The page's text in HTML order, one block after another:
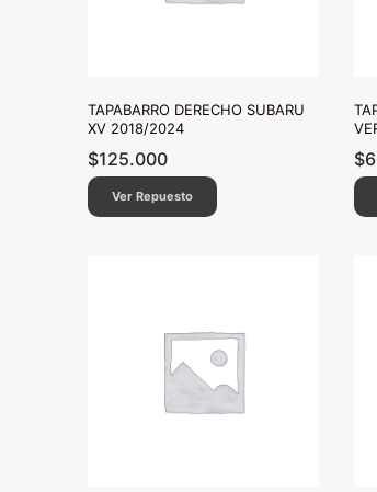
TAPABARRO DERECHO SUBARU
XV 2018/2024
$125.000
Ver Repuesto
$